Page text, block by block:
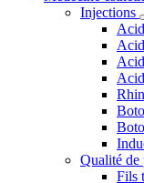
Injections
Qualité de
Fils